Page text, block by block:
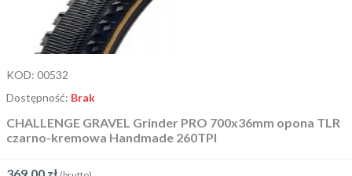
KOD: 00532
Dostępność: Brak
CHALLENGE GRAVEL Grinder PRO 700x36mm opona TLR
czarno-kremowa Handmade 260TPI